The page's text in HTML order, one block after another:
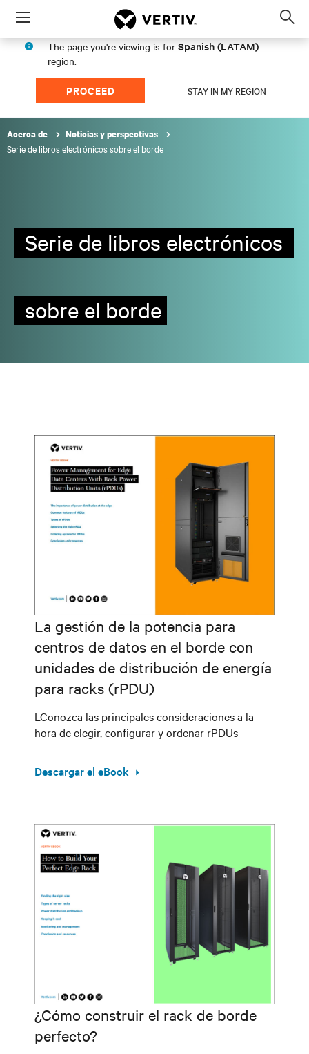
Menu
The page you're viewing is for Spanish (LATAM)
region.
PROCEED STAY IN MY REGION
Acerca de Noticias y perspectivas
Serie de libros electrónicos sobre el borde
Serie de libros electrónicos
sobre el borde
La gestión de la potencia para
centros de datos en el borde con
unidades de distribución de energía
para racks (rPDU)
LConozca las principales consideraciones a la
hora de elegir, configurar y ordenar rPDUs
Descargar el eBook
¿Cómo construir el rack de borde
perfecto?